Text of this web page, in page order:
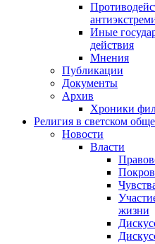
Иные
действия
Мнения
Публикации
Документы
Архив
Хроники
Религия в светском
Новости
Власти
жизни